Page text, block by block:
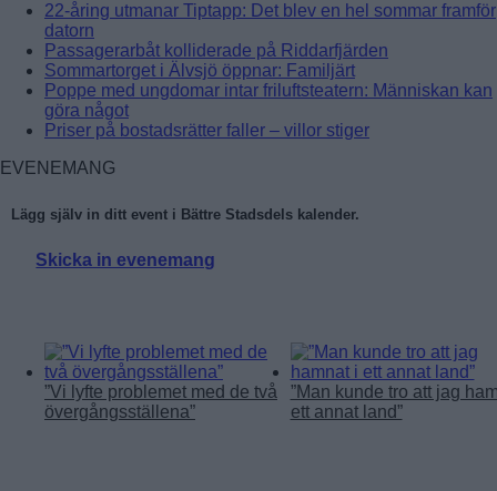
22-åring utmanar Tiptapp: Det blev en hel sommar framför
datorn
Passagerarbåt kolliderade på Riddarfjärden
Sommartorget i Älvsjö öppnar: Familjärt
Poppe med ungdomar intar friluftsteatern: Människan kan
göra något
Priser på bostadsrätter faller – villor stiger
EVENEMANG
Lägg själv in ditt event i Bättre Stadsdels kalender.
Skicka in evenemang
”Vi lyfte problemet med de två
övergångsställena”
”Man kunde tro att jag
ett annat land”